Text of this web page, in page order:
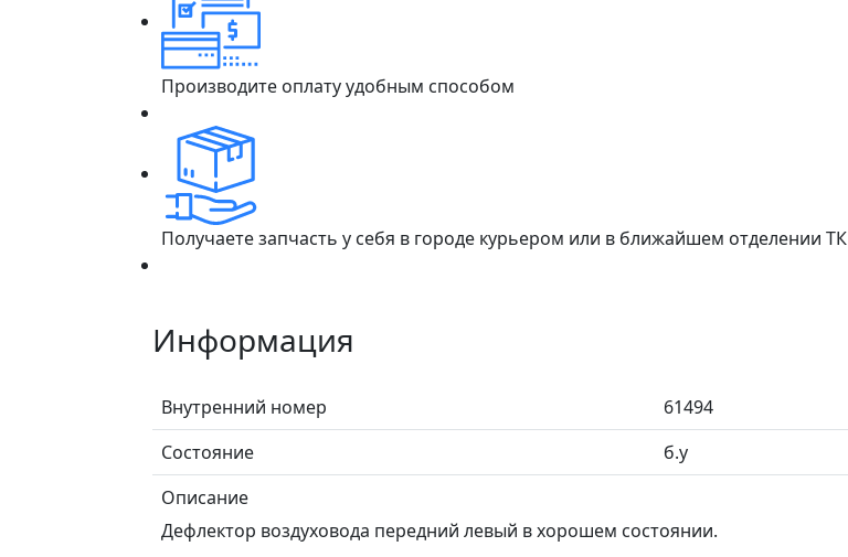
Производите оплату удобным способом
Получаете запчасть у себя в городе курьером или в ближайшем отделении ТК
Информация
Внутренний номер
61494
Состояние
б.у
Описание
Дефлектор воздуховода передний левый в хорошем состоянии.